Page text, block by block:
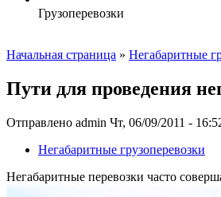
Грузоперевозки
Начальная страница » Негабаритные
Пути для проведения
Отправлено admin Чт, 06/09/2011 -
Негабаритные грузоперевозки
Негабаритные перевозки часто